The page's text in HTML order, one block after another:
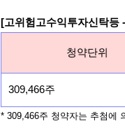
[고위험고수익투자신탁등
청약단위
309,466주
* 309,466주 청약자는 추첨에